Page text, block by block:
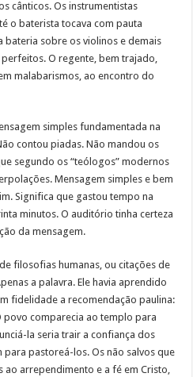
cânticos. Os instrumentistas
o baterista tocava com pauta
bateria sobre os violinos e demais
O regente, bem trajado,
malabarismos, ao encontro do
simples fundamentada na
contou piadas. Não mandou os
segundo os “teólogos” modernos
Mensagem simples e bem
Significa que gastou tempo na
minutos. O auditório tinha certeza
da mensagem.
filosofias humanas, ou citações de
a palavra. Ele havia aprendido
fidelidade a recomendação paulina:
povo comparecia ao templo para
la seria trair a confiança dos
para pastoreá-los. Os não salvos que
ao arrependimento e a fé em Cristo,